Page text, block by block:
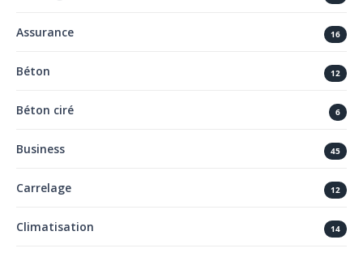
Assurance 16
Béton 12
Béton ciré 6
Business 45
Carrelage 12
Climatisation 14